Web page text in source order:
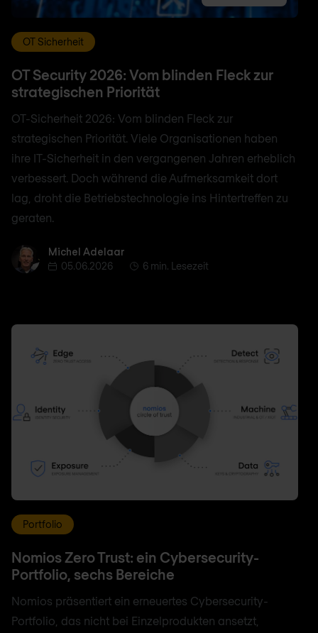
OT Sicherheit
OT Security 2026: Vom blinden Fleck zur
strategischen Priorität
OT-Sicherheit 2026: Vom blinden Fleck zur
strategischen Priorität. Viele Organisationen haben
ihre IT-Sicherheit in den vergangenen Jahren erheblich
verbessert. Doch während die Aufmerksamkeit dort
lag, droht die Betriebstechnologie ins Hintertreffen zu
geraten.
Michel Adelaar
Michel Adelaar
05.06.2026
6 min. Lesezeit
Portfolio
Nomios Zero Trust: ein Cybersecurity-
Portfolio, sechs Bereiche
Nomios präsentiert ein erneuertes Cybersecurity-
Portfolio, das nicht bei Einzelprodukten ansetzt,